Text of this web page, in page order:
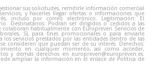
sus solicitudes, remitirle información comercial
y hacerles llegar ofertas o informaciones que
incluso por correo electrónico. Legitimación: El
Destinatarios: Podrán ser dirigidos o cedidos a las
colaboran habitualmente con Europreven Servicios de
SL para fines promocionales o para enviarle
los servicios prestados por las entidades dentro de las
consideren que puedan ser de su interés. Derechos:
en cualquier momento, así como acceder,
y demás derechos en europreven@europreven.es.
ampliar la información en el enlace de Política de